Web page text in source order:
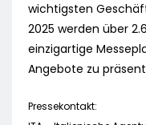
wichtigsten
2025 werden über
einzigartige
Angebote zu
Pressekontakt: